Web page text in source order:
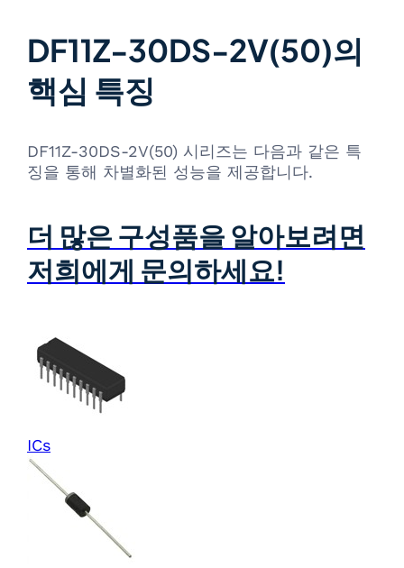
DF11Z-30DS-2V(50)의
핵심 특징
DF11Z-30DS-2V(50) 시리즈는 다음과 같은 특
징을 통해 차별화된 성능을 제공합니다.
더 많은 구성품을 알아보려면
저희에게 문의하세요!
ICs